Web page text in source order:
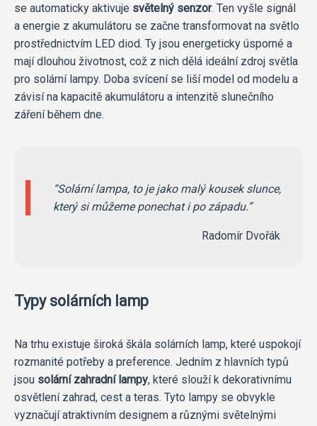
se automaticky aktivuje světelný senzor. Ten vyšle signál
a energie z akumulátoru se začne transformovat na světlo
prostřednictvím LED diod. Ty jsou energeticky úsporné a
mají dlouhou životnost, což z nich dělá ideální zdroj světla
pro solární lampy. Doba svícení se liší model od modelu a
závisí na kapacitě akumulátoru a intenzitě slunečního
záření během dne.
Solární lampa, to je jako malý kousek slunce,
který si můžeme ponechat i po západu.
Radomír Dvořák
Typy solárních lamp
Na trhu existuje široká škála solárních lamp, které uspokojí
rozmanité potřeby a preference. Jedním z hlavních typů
jsou solární zahradní lampy, které slouží k dekorativnímu
osvětlení zahrad, cest a teras. Tyto lampy se obvykle
vyznačují atraktivním designem a různými světelnými